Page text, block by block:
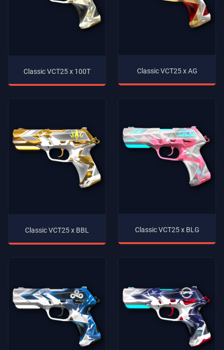
Classic VCT25 x 100T Classic VCT25 x AG
Classic VCT25 x BBL Classic VCT25 x BLG